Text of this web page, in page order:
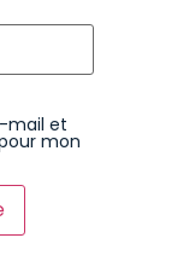
mail et
mon